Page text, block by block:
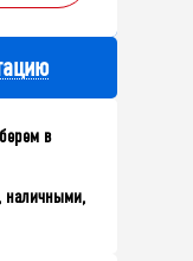
в
наличными,